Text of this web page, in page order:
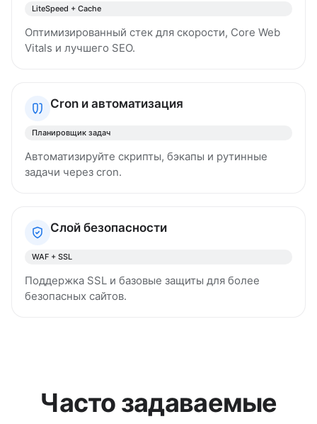
LiteSpeed + Cache
Оптимизированный стек для скорости, Core Web
Vitals и лучшего SEO.
Cron и автоматизация
Планировщик задач
Автоматизируйте скрипты, бэкапы и рутинные
задачи через cron.
Слой безопасности
WAF + SSL
Поддержка SSL и базовые защиты для более
безопасных сайтов.
Часто задаваемые